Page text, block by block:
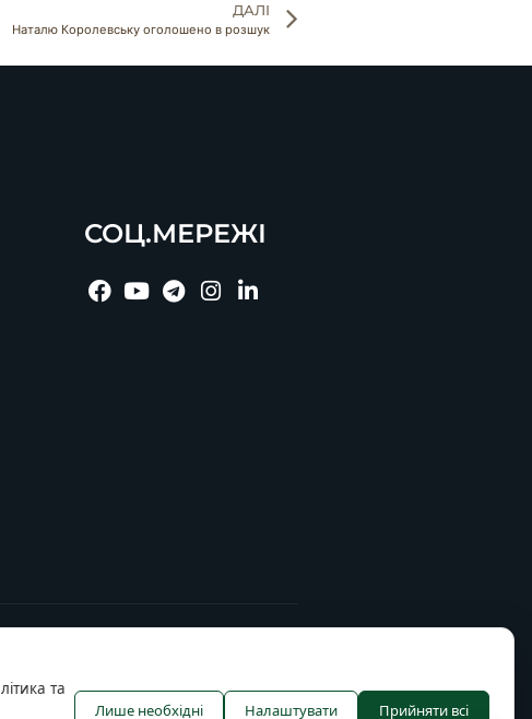
ДАЛІ
Наталю Королевську оголошено в розшук
СОЦ.МЕРЕЖІ
та
Лише необхідні Налаштувати Прийняти всі